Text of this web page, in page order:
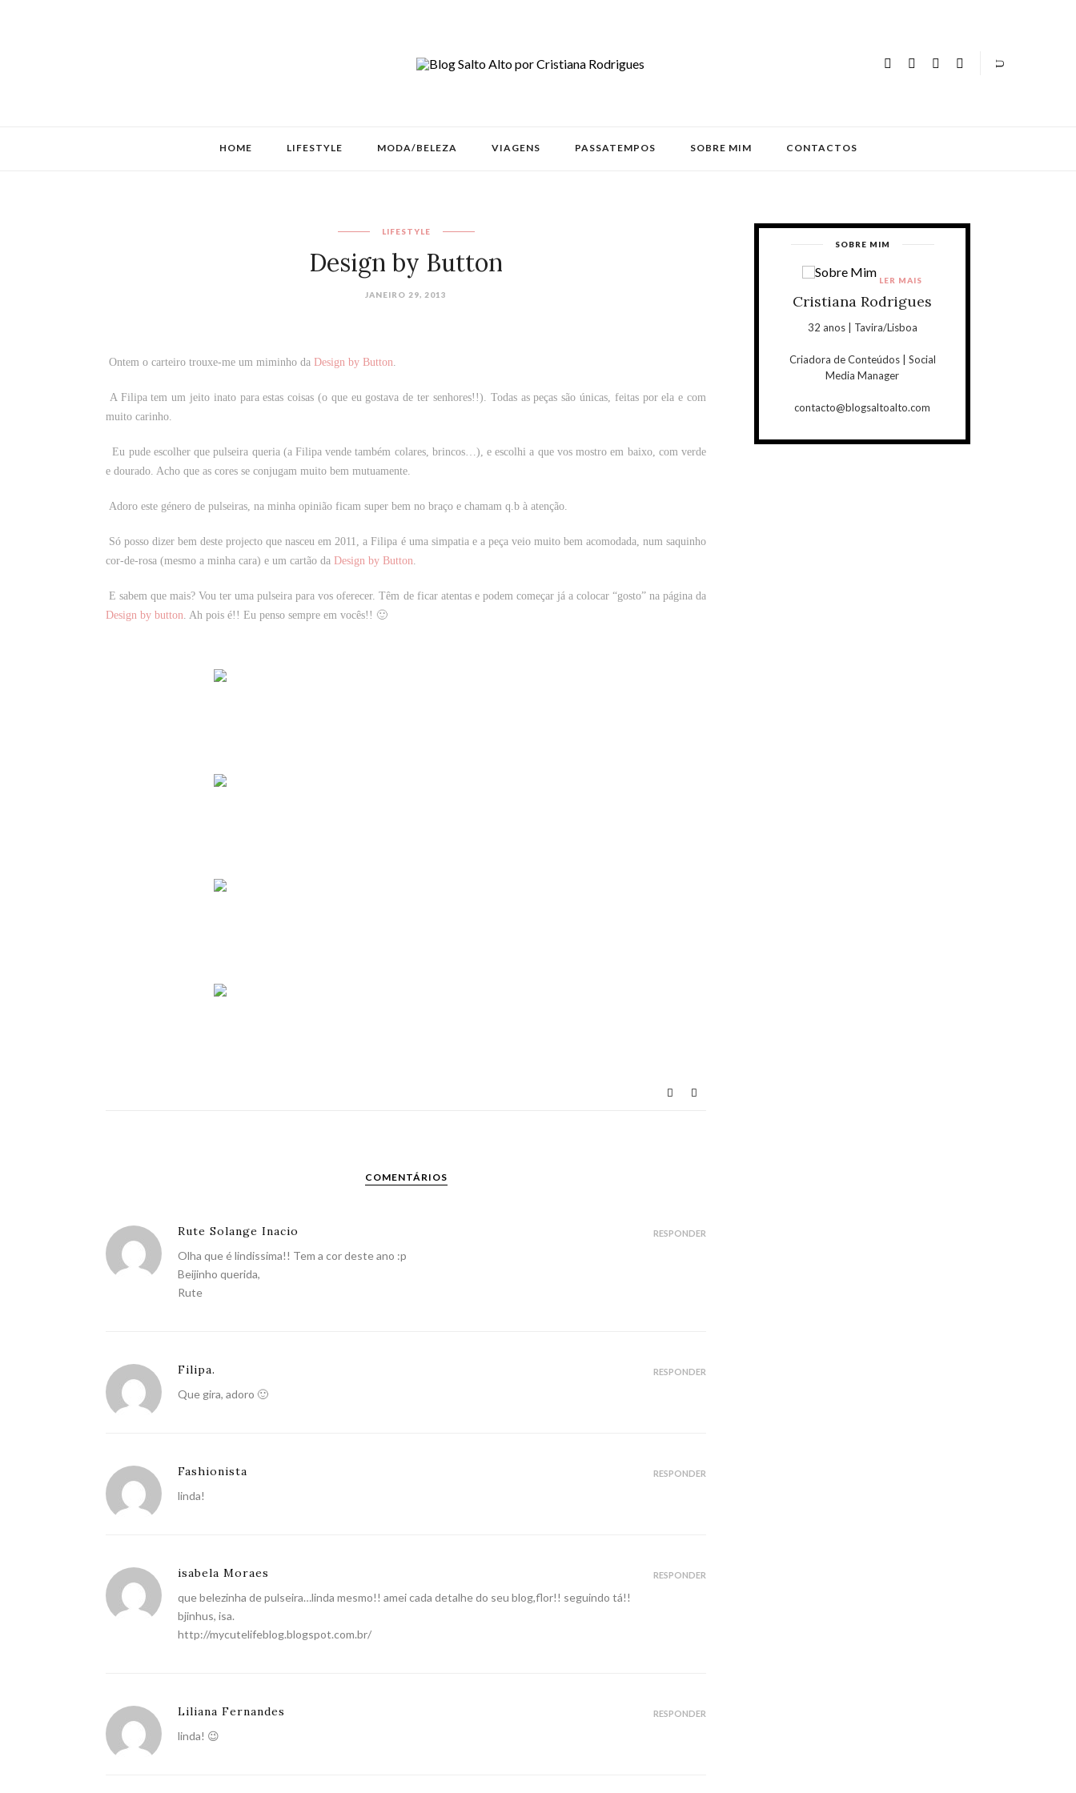
HOME LIFESTYLE MODA/BELEZA VIAGENS PASSATEMPOS SOBRE MIM CONTACTOS
LIFESTYLE
Design by Button
JANEIRO 29, 2013
Ontem o carteiro trouxe-me um miminho da Design by Button.
A Filipa tem um jeito inato para estas coisas (o que eu gostava de ter senhores!!). Todas as peças são únicas, feitas por ela e com
muito carinho.
Eu pude escolher que pulseira queria (a Filipa vende também colares, brincos…), e escolhi a que vos mostro em baixo, com verde
e dourado. Acho que as cores se conjugam muito bem mutuamente.
Adoro este género de pulseiras, na minha opinião ficam super bem no braço e chamam q.b à atenção.
Só posso dizer bem deste projecto que nasceu em 2011, a Filipa é uma simpatia e a peça veio muito bem acomodada, num saquinho
cor-de-rosa (mesmo a minha cara) e um cartão da Design by Button.
E sabem que mais? Vou ter uma pulseira para vos oferecer. Têm de ficar atentas e podem começar já a colocar “gosto” na página da
Design by button. Ah pois é!! Eu penso sempre em vocês!! 🙂
COMENTÁRIOS
Rute Solange Inacio
Olha que é lindissima!! Tem a cor deste ano :p
Beijinho querida,
Rute
RESPONDER
Filipa.
Que gira, adoro 🙂
RESPONDER
Fashionista
linda!
RESPONDER
isabela Moraes
que belezinha de pulseira…linda mesmo!! amei cada detalhe do seu blog,flor!! seguindo tá!!
bjinhus, isa.
http://mycutelifeblog.blogspot.com.br/
RESPONDER
Liliana Fernandes
linda! 😉
RESPONDER
SOBRE MIM
Cristiana Rodrigues
32 anos | Tavira/Lisboa
Criadora de Conteúdos | Social
Media Manager
contacto@blogsaltoalto.com
LER MAIS